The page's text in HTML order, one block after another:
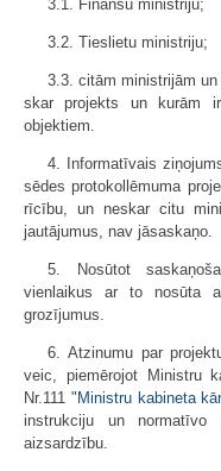
3.1. Finanšu ministriju;
3.2. Tieslietu ministriju;
3.3. citām ministrijām
skar projekts un kurām
objektiem.
4. Informatīvais
sēdes protokollēmuma
rīcību, un neskar citu
jautājumus, nav jāsaskaņo.
5. Nosūtot
vienlaikus ar to nosūta
grozījumus.
6. Atzinumu par
veic, piemērojot Ministru
Nr.111 " Ministru kabineta
instrukciju un normatīvo
aizsardzību.